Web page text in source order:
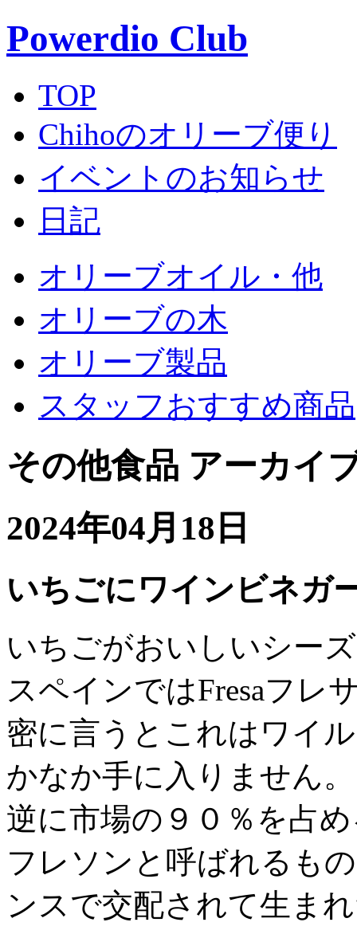
Powerdio Club
TOP
Chihoのオリーブ便り
イベントのお知らせ
日記
オリーブオイル・他
オリーブの木
オリーブ製品
スタッフおすすめ商品
その他食品 アーカイ
2024年04月18日
いちごにワインビネガ
いちごがおいしいシー
スペインではFresaフレ
密に言うとこれはワイ
かなか手に入りません。
逆に市場の９０％を占
フレソンと呼ばれるも
ンスで交配されて生ま